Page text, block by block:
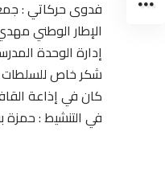
فدوى حركاتي :
الإطار الوطني
إدارة الوحدة
شكر خاص للسلطات
كان في إذاعة
في التنشيط :